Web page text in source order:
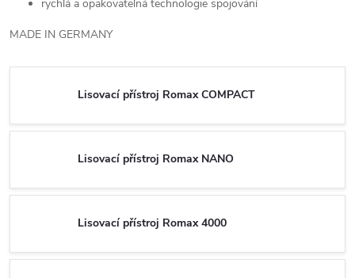
rychlá a opakovatelná technologie spojování
MADE IN GERMANY
Lisovací přístroj Romax COMPACT
Lisovací přístroj Romax NANO
Lisovací přístroj Romax 4000